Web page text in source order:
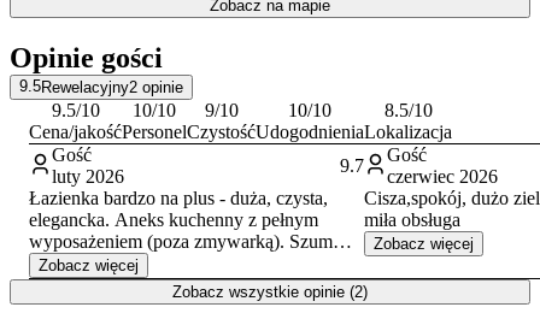
prowadzący na Górę Równicę, z której roztaczają się widoki na
Doba hotelowa rozpoczyna się o godzinie 15:00 i trwa do 11:00
dnia następnego. Na miejscu akceptowana jest płatność gotówką.
Zobacz na mapie
Opinie gości
9.5Rewelacyjny2 opinie
9.5/10
Cena/jakość
10/10
Personel
9/10
Czystość
10/10
Udogodnienia
8.5/10
Lokalizacja
Gość
luty 2026
9.7
Łazienka bardzo na plus - duża, czysta,
elegancka. Aneks kuchenny z pełnym
wyposażeniem (poza zmywarką). Szum
strumienia przepływającego zaraz obok.
Bardzo miła obsługa. Bliskość stoku
narciarskiego.
Zobacz więcej
Gość
czerwiec 2026
Cisza,spokój, dużo
miła obsługa
Zobacz więcej
Zobacz wszystkie opinie (2)